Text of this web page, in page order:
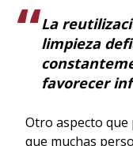
La
limpieza
favorecer
Otro aspecto que
que muchas